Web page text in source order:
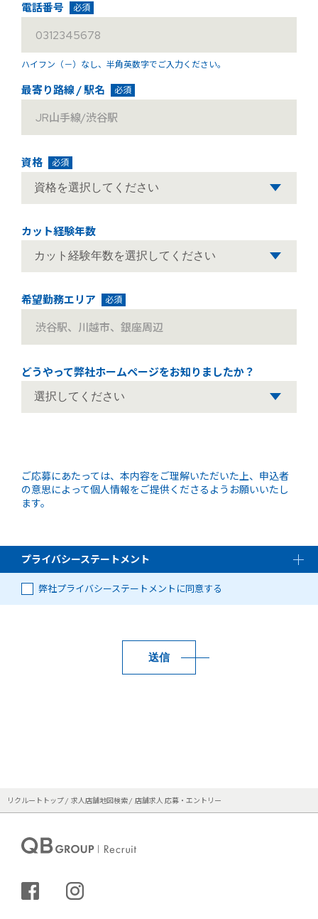
電話番号 必須
ハイフン（－）なし、 半角英数字でご入力ください。
最寄り路線 / 駅名 必須
資格 必須
カット経験年数
希望勤務エリア 必須
どうやって弊社ホームページをお知りましたか？
ご応募にあたっては、本内容をご理解いただいた上、申込者
の意思によって個人情報をご提供くださるようお願いいたし
ます。
プライバシーステートメント
弊社プライバシーステートメントに同意する
送信
リクルートトップ 求人店舗地図検索 店舗求人 応募・エントリー
シェアする